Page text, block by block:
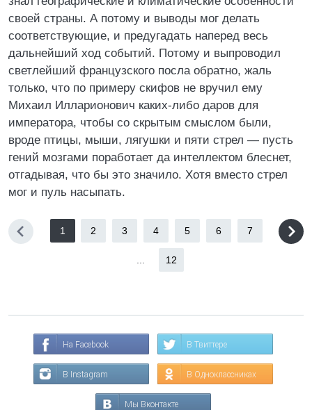
своей страны. А потому и выводы мог делать
соответствующие, и предугадать наперед весь
дальнейший ход событий. Потому и выпроводил
светлейший французского посла обратно, жаль
только, что по примеру скифов не вручил ему
Михаил Илларионович каких-либо даров для
императора, чтобы со скрытым смыслом были,
вроде птицы, мыши, лягушки и пяти стрел — пусть
гений мозгами поработает да интеллектом блеснет,
отгадывая, что бы это значило. Хотя вместо стрел
мог и пуль насыпать.
1 2 3 4 5 6 7
12
На Facebook В Твиттере
В Instagram В Одноклассниках
Мы Вконтакте